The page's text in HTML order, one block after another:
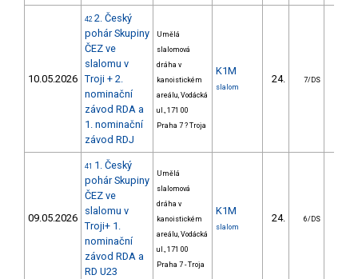
10.05.2026
42 2. Český
pohár Skupiny
ČEZ ve
slalomu v
Troji + 2.
nominační
závod RDA a
1. nominační
závod RDJ
Umělá
slalomová
dráha v
kanoistickém
areálu, Vodácká
ul., 171 00
Praha 7 ? Troja
K1M
slalom
24. 7/DS
09.05.2026
41 1. Český
pohár Skupiny
ČEZ ve
slalomu v
Troji+ 1.
nominační
závod RDA a
RD U23
Umělá
slalomová
dráha v
kanoistickém
areálu, Vodácká
ul., 171 00
Praha 7 - Troja
K1M
slalom
24. 6/DS